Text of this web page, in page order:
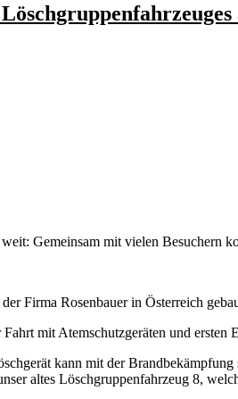
Gemeinsam mit vielen Besuchern
Firma Rosenbauer in Österreich
mit Atemschutzgeräten und ersten
kann mit der
altes Löschgruppenfahrzeug 8,